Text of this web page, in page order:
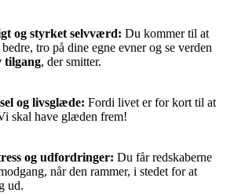
og styrket selvværd: Du kommer til at
tro på dine egne evner og se verden
tilgang, der smitter.
og livsglæde: Fordi livet er for kort til at
skal have glæden frem!
og udfordringer: Du får redskaberne
når den rammer, i stedet for at
ud.